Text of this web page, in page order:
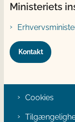
Ministeriets
Kontakt
Cookies